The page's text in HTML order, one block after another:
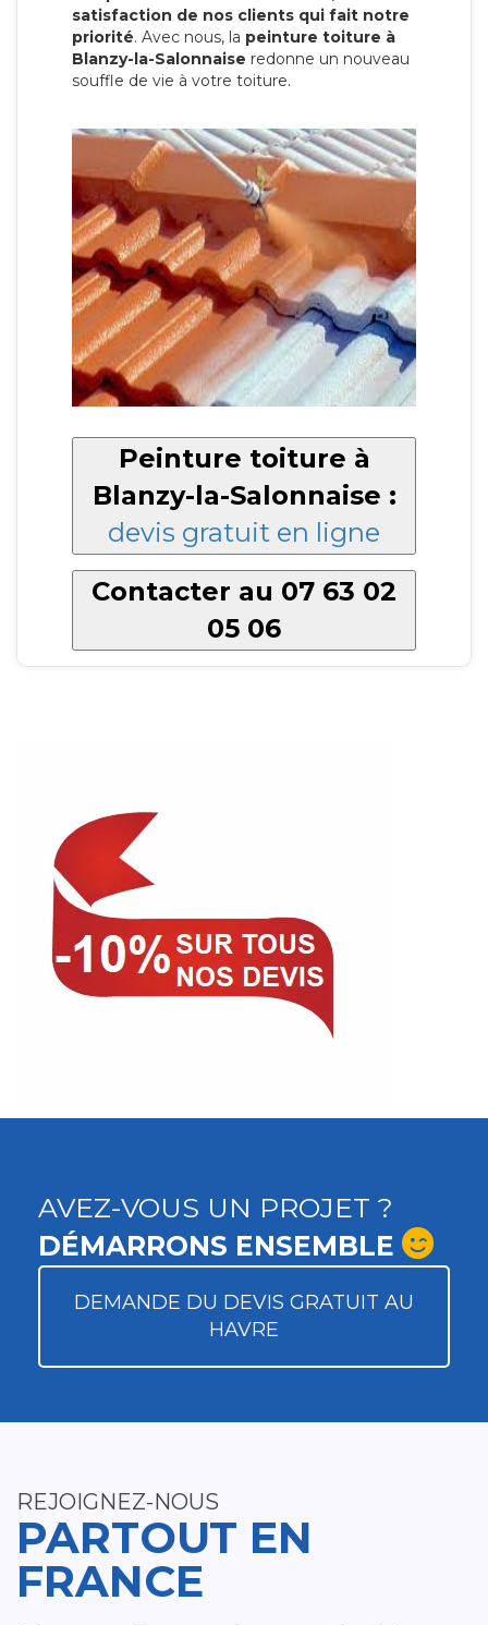
satisfaction de nos clients qui fait notre
priorité. Avec nous, la peinture toiture à
Blanzy-la-Salonnaise redonne un nouveau
souffle de vie à votre toiture.
Peinture toiture à
Blanzy-la-Salonnaise :
devis gratuit en ligne
Contacter au 07 63 02
05 06
AVEZ-VOUS UN PROJET ?
DÉMARRONS ENSEMBLE
DEMANDE DU DEVIS GRATUIT AU
HAVRE
REJOIGNEZ-NOUS
PARTOUT EN
FRANCE